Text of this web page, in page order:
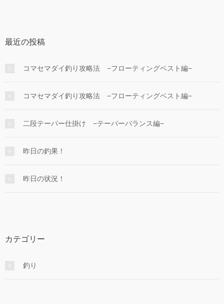
最近の投稿
コマセマダイ釣り攻略法 −フローティングベスト編−
コマセマダイ釣り攻略法 −フローティングベスト編−
二段テーパー仕掛け −テーパーバランス編−
昨日の釣果！
昨日の状況！
カテゴリー
釣り